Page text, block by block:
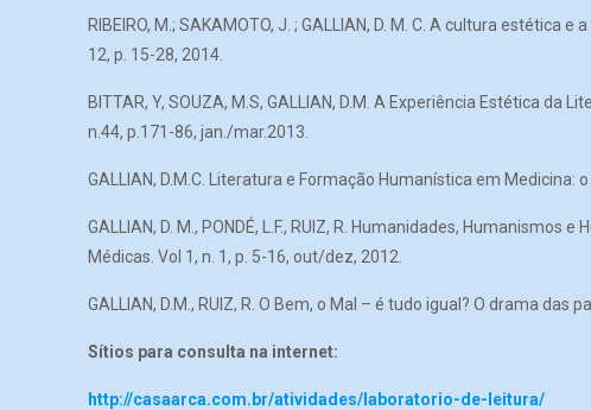
RIBEIRO, M.; SAKAMOTO, J. ; GALLIAN, D. M. C. A cultura
12, p. 15-28, 2014.
BITTAR, Y, SOUZA, M.S, GALLIAN, D.M. A Experiência Estética
n.44, p.171-86, jan./mar.2013.
GALLIAN, D.M.C. Literatura e Formação Humanística em Medicina:
GALLIAN, D. M., PONDÉ, L.F., RUIZ, R. Humanidades,
Médicas. Vol 1, n. 1, p. 5-16, out/dez, 2012.
GALLIAN, D.M., RUIZ, R. O Bem, o Mal – é tudo igual? O drama
Sítios para consulta na internet:
http://casaarca.com.br/atividades/laboratorio-de-leitura/